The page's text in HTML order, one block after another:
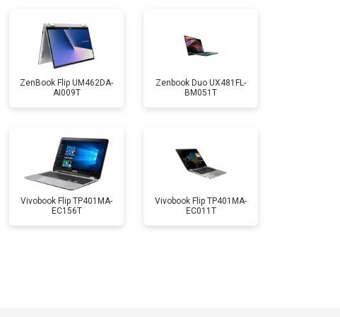
от 1950 ₽
от 1950 ₽ Заказать
от 1750 ₽ Заказать
от 3950 ₽ Заказать
ZenBook Flip UM462DA-
AI009T
Zenbook Duo UX481FL-
BM051T
Vivobook Flip TP401MA-
EC156T
Vivobook Flip TP401MA-
EC011T